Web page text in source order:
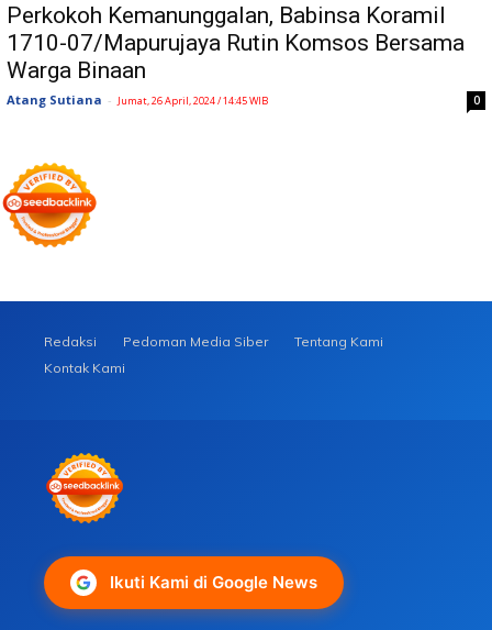
Perkokoh Kemanunggalan, Babinsa Koramil
1710-07/Mapurujaya Rutin Komsos Bersama
Warga Binaan
Atang Sutiana - Jumat, 26 April, 2024 / 14:45 WIB 0
Redaksi Pedoman Media Siber
Tentang Kami
Kontak Kami
Ikuti Kami di Google News